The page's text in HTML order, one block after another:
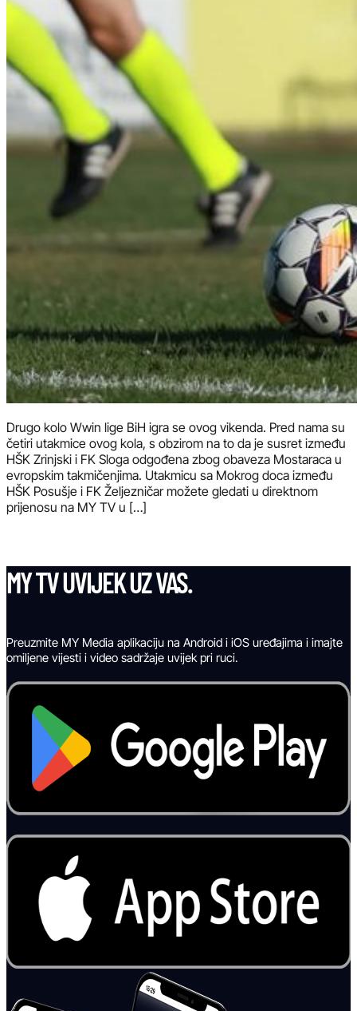
Drugo kolo Wwin lige BiH igra se ovog vikenda. Pred nama su
četiri utakmice ovog kola, s obzirom na to da je susret između
HŠK Zrinjski i FK Sloga odgođena zbog obaveza Mostaraca u
evropskim takmičenjima. Utakmicu sa Mokrog doca između
HŠK Posušje i FK Željezničar možete gledati u direktnom
prijenosu na MY TV u […]
MY TV UVIJEK UZ VAS.
Preuzmite MY Media aplikaciju na Android i iOS uređajima i imajte
omiljene vijesti i video sadržaje uvijek pri ruci.